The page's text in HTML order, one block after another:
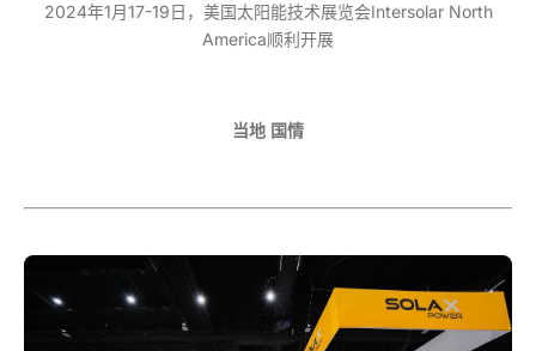
2024年1月17-19日，美国太阳能技术展览会Intersolar North
America顺利开展
当地 国情